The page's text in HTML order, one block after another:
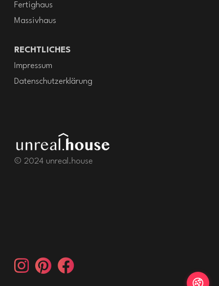
Fertighaus
Massivhaus
RECHTLICHES
Impressum
Datenschutzerklärung
© 2024 unreal.house